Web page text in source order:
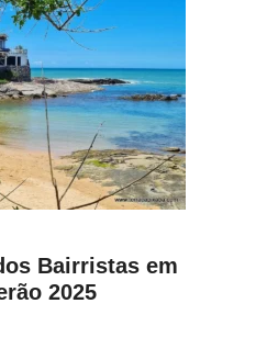
Bairristas em
2025